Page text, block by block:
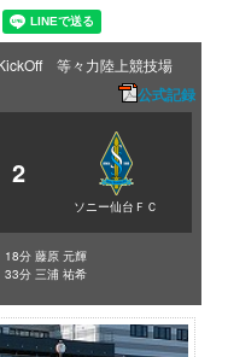
等々力陸上競技場
公式記録
2
ソニー仙台ＦＣ
18分 藤原 元輝
33分 三浦 祐希